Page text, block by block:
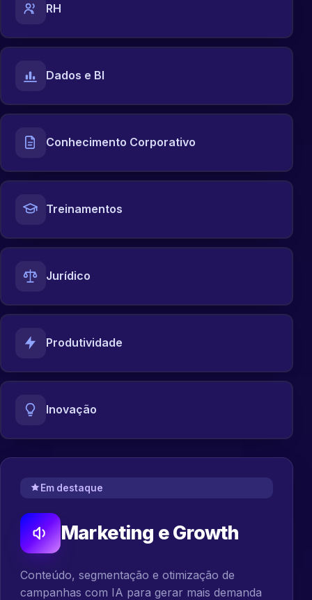
RH
Dados e BI
Conhecimento Corporativo
Treinamentos
Jurídico
Produtividade
Inovação
Em destaque
Marketing e Growth
Conteúdo, segmentação e otimização de
campanhas com IA para gerar mais demanda